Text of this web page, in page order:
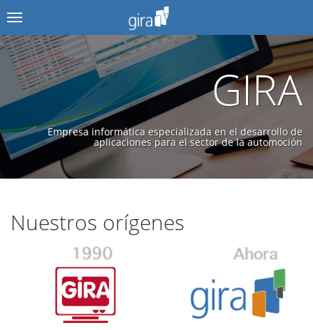
GIRA
Empresa informática especializada en el desarrollo de
aplicaciones para el sector de la automoción
Nuestros orígenes